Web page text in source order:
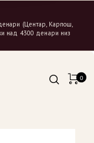
(Центар, Карпош,
над 4300 денари низ
0